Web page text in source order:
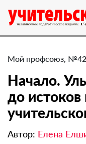
Мой профсоюз, №42
Начало.
до
Автор: Елена